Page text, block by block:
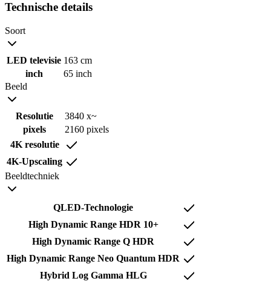
Technische details
Soort
LED televisie 163 cm
inch
65 inch
Beeld
Resolutie
3840 x~
pixels
2160 pixels
4K resolutie
4K-Upscaling
Beeldtechniek
QLED-Technologie
High Dynamic Range HDR 10+
High Dynamic Range Q HDR
High Dynamic Range Neo Quantum HDR
Hybrid Log Gamma HLG